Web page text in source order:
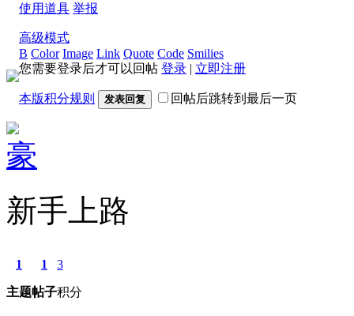
使用道具 举报
高级模式
B Color Image Link Quote Code Smilies
您需要登录后才可以回帖 登录 | 立即注册
本版积分规则 发表回复 回帖后跳转到最后一页
豪
新手上路
1
主题
1
帖子
3
积分